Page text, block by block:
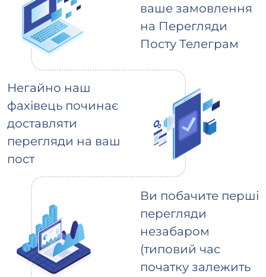
ваше замовлення
на Перегляди
Посту Телеграм
Негайно наш
фахівець починає
доставляти
перегляди на ваш
пост
Ви побачите перші
перегляди
незабаром
(типовий час
початку залежить